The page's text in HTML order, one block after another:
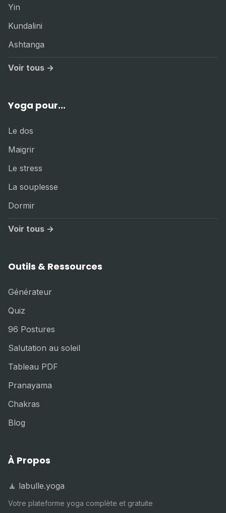
Yin
Kundalini
Ashtanga
Voir tous →
Yoga pour...
Le dos
Maigrir
Le stress
La souplesse
Dormir
Voir tous →
Outils & Ressources
Générateur
Quiz
96 Postures
Salutation au soleil
Tableau PDF
Pranayama
Chakras
Blog
À Propos
🧘 labulle.yoga
Votre plateforme yoga complète et gratuite